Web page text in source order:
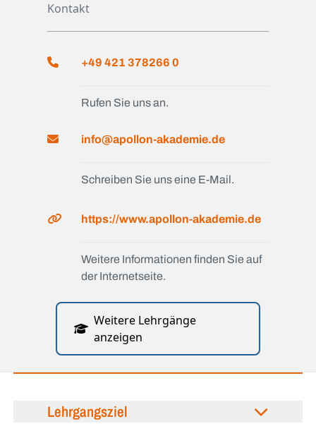
Kontakt
+49 421 378266 0
Rufen Sie uns an.
info@apollon-akademie.de
Schreiben Sie uns eine E-Mail.
https://www.apollon-akademie.de
Weitere Informationen finden Sie auf
der Internetseite.
Weitere Lehrgänge
anzeigen
Lehrgangsziel